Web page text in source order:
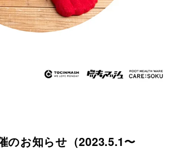
のお知らせ（2023.5.1〜